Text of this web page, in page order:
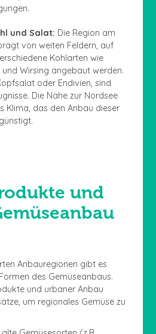
und Salat: Die Region am
von weiten Feldern, auf
Kohlarten wie
Wirsing angebaut werden.
oder Endivien, sind
Die Nähe zur Nordsee
Klima, das den Anbau dieser
und
Anbauregionen gibt es
des Gemüseanbaus.
und urbaner Anbau
um regionales Gemüse zu